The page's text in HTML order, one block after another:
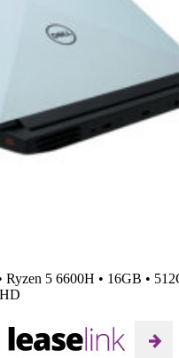
5 6600H • 16GB •